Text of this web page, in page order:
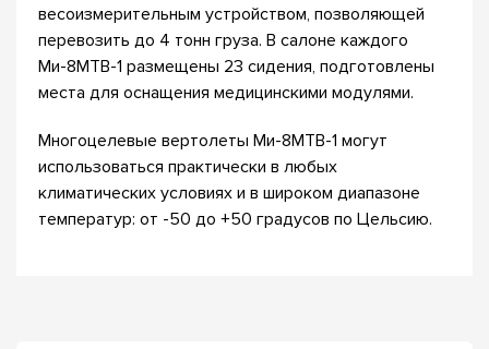
весоизмерительным устройством, позволяющей
перевозить до 4 тонн груза. В салоне каждого
Ми-8МТВ-1 размещены 23 сидения, подготовлены
места для оснащения медицинскими модулями.
Многоцелевые вертолеты Ми-8МТВ-1 могут
использоваться практически в любых
климатических условиях и в широком диапазоне
температур: от -50 до +50 градусов по Цельсию.